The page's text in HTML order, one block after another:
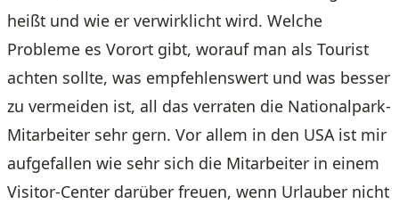
heißt und wie er verwirklicht wird. Welche
Probleme es Vorort gibt, worauf man als Tourist
achten sollte, was empfehlenswert und was besser
zu vermeiden ist, all das verraten die Nationalpark-
Mitarbeiter sehr gern. Vor allem in den USA ist mir
aufgefallen wie sehr sich die Mitarbeiter in einem
Visitor-Center darüber freuen, wenn Urlauber nicht